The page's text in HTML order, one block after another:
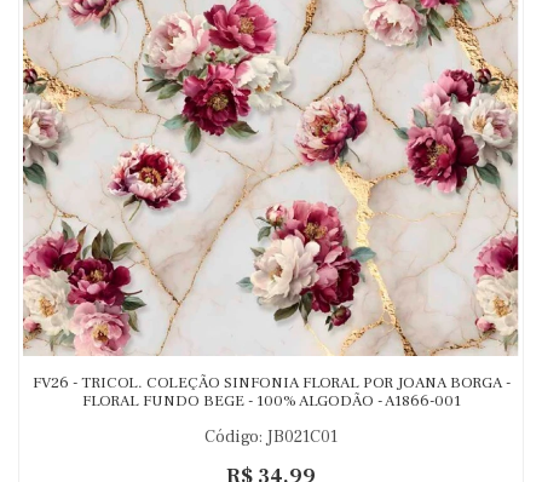
FV26 - TRICOL. COLEÇÃO SINFONIA FLORAL POR JOANA BORGA -
FLORAL FUNDO BEGE - 100% ALGODÃO - A1866-001
Código: JB021C01